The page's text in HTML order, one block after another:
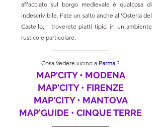
affacciato sul borgo medievale è qualcosa di
indescrivibile. Fate un salto anche all'Osteria del
Castello,   troverete piatti tipici in un ambiente
rustico e particolare.
Cosa Vedere vicino a Parma ?
MAP'CITY • MODENA
MAP'CITY • FIRENZE
MAP'CITY • MANTOVA
MAP'GUIDE • CINQUE TERRE